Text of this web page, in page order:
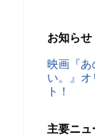
お知らせ
映画『あ
い。』
ト！
主要ニュ